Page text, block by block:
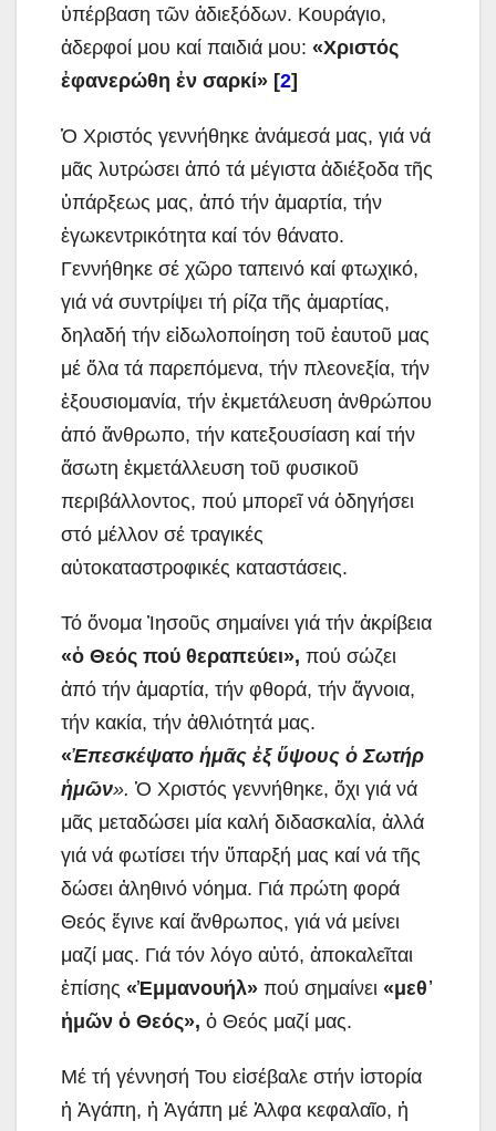
ὑπέρβαση τῶν ἀδιεξόδων. Κουράγιο,
ἀδερφοί μου καί παιδιά μου: «Χριστός
ἐφανερώθη ἐν σαρκί» [2]
Ὁ Χριστός γεννήθηκε ἀνάμεσά μας, γιά νά
μᾶς λυτρώσει ἀπό τά μέγιστα ἀδιέξοδα τῆς
ὑπάρξεως μας, ἀπό τήν ἁμαρτία, τήν
ἐγωκεντρικότητα καί τόν θάνατο.
Γεννήθηκε σέ χῶρο ταπεινό καί φτωχικό,
γιά νά συντρίψει τή ρίζα τῆς ἁμαρτίας,
δηλαδή τήν εἰδωλοποίηση τοῦ ἑαυτοῦ μας
μέ ὅλα τά παρεπόμενα, τήν πλεονεξία, τήν
ἐξουσιομανία, τήν ἐκμετάλευση ἀνθρώπου
ἀπό ἄνθρωπο, τήν κατεξουσίαση καί τήν
ἄσωτη ἐκμετάλλευση τοῦ φυσικοῦ
περιβάλλοντος, πού μπορεῖ νά ὁδηγήσει
στό μέλλον σέ τραγικές
αὐτοκαταστροφικές καταστάσεις.
Τό ὄνομα Ἰησοῦς σημαίνει γιά τήν ἀκρίβεια
«ὁ Θεός πού θεραπεύει», πού σώζει
ἀπό τήν ἁμαρτία, τήν φθορά, τήν ἄγνοια,
τήν κακία, τήν ἀθλιότητά μας.
«Ἐπεσκέψατο ἡμᾶς ἐξ ὕψους ὁ Σωτήρ
ἡμῶν». Ὁ Χριστός γεννήθηκε, ὄχι γιά νά
μᾶς μεταδώσει μία καλή διδασκαλία, ἀλλά
γιά νά φωτίσει τήν ὕπαρξή μας καί νά τῆς
δώσει ἀληθινό νόημα. Γιά πρώτη φορά
Θεός ἔγινε καί ἄνθρωπος, γιά νά μείνει
μαζί μας. Γιά τόν λόγο αὐτό, ἀποκαλεῖται
ἐπίσης «Ἐμμανουήλ» πού σημαίνει «μεθ᾽
ἡμῶν ὁ Θεός», ὁ Θεός μαζί μας.
Μέ τή γέννησή Του εἰσέβαλε στήν ἱστορία
ἡ Ἀγάπη, ἡ Ἀγάπη μέ Ἀλφα κεφαλαῖο, ἡ